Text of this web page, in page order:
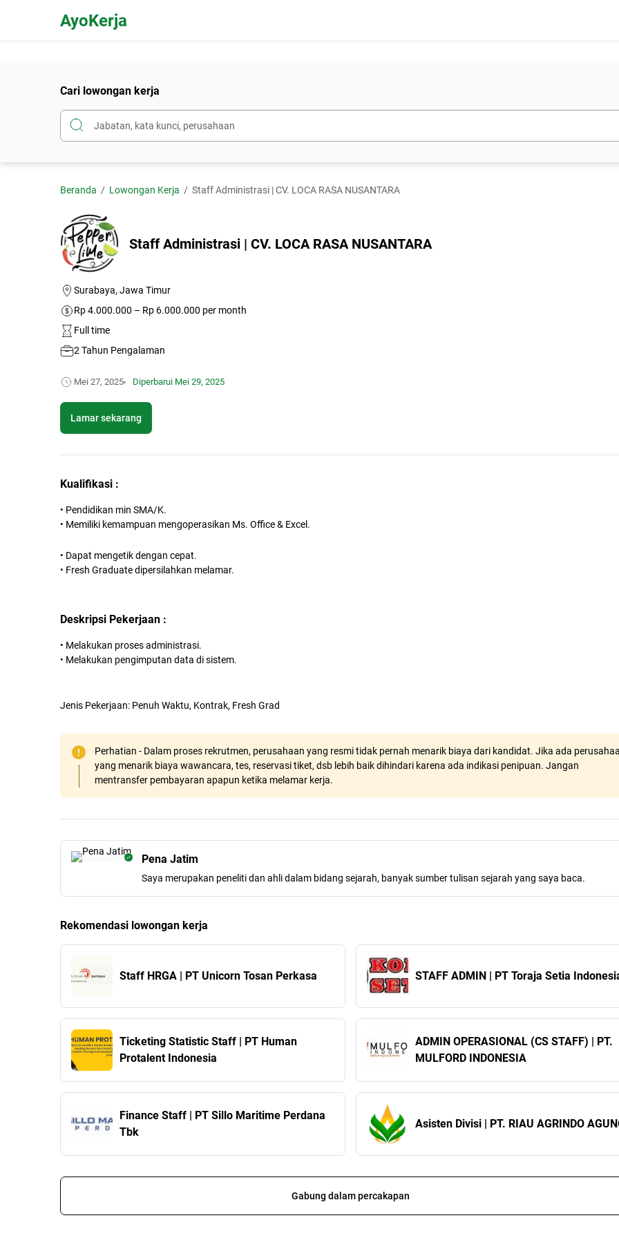
AyoKerja
Cari lowongan kerja
Beranda Lowongan Kerja Staff Administrasi | CV. LOCA RASA NUSANTARA
Staff Administrasi | CV. LOCA RASA NUSANTARA
Surabaya, Jawa Timur
Rp 4.000.000 – Rp 6.000.000 per month
Full time
2 Tahun Pengalaman
Mei 27, 2025 Diperbarui Mei 29, 2025
Lamar sekarang
Kualifikasi :
• Pendidikan min SMA/K.
• Memiliki kemampuan mengoperasikan Ms. Office & Excel.
• Dapat mengetik dengan cepat.
• Fresh Graduate dipersilahkan melamar.
Deskripsi Pekerjaan :
• Melakukan proses administrasi.
• Melakukan pengimputan data di sistem.
Jenis Pekerjaan: Penuh Waktu, Kontrak, Fresh Grad
Perhatian - Dalam proses rekrutmen, perusahaan yang resmi tidak pernah menarik biaya dari kandidat. Jika ada
yang menarik biaya wawancara, tes, reservasi tiket, dsb lebih baik dihindari karena ada indikasi penipuan. Jangan
mentransfer pembayaran apapun ketika melamar kerja.
Pena Jatim
Saya merupakan peneliti dan ahli dalam bidang sejarah, banyak sumber tulisan sejarah yang saya baca.
Rekomendasi lowongan kerja
Staff HRGA | PT Unicorn Tosan Perkasa STAFF ADMIN | PT Toraja Setia
Ticketing Statistic Staff | PT Human
Protalent Indonesia
ADMIN OPERASIONAL (CS STAFF) | PT.
MULFORD INDONESIA
Finance Staff | PT Sillo Maritime Perdana
Tbk
Asisten Divisi | PT. RIAU AGRINDO
Gabung dalam percakapan